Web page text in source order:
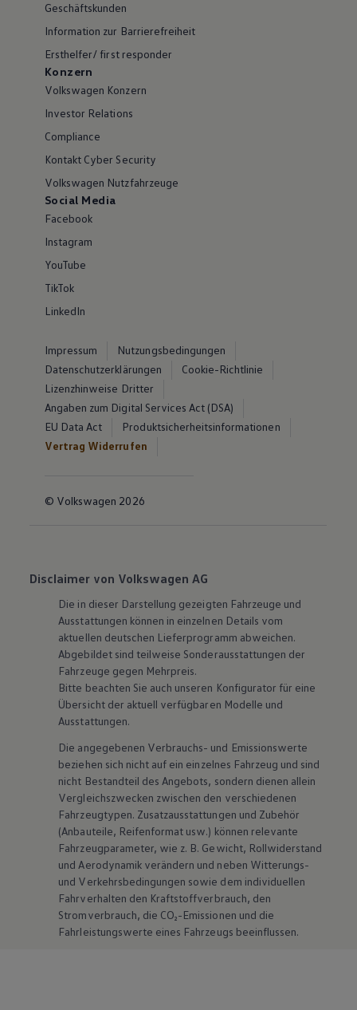
Geschäftskunden
Information zur Barrierefreiheit
Ersthelfer/ first responder
Konzern
Volkswagen Konzern
Investor Relations
Compliance
Kontakt Cyber Security
Volkswagen Nutzfahrzeuge
Social Media
Facebook
Instagram
YouTube
TikTok
LinkedIn
Impressum
Nutzungsbedingungen
Datenschutzerklärungen
Cookie-Richtlinie
Lizenzhinweise Dritter
Angaben zum Digital Services Act (DSA)
EU Data Act
Produktsicherheitsinformationen
Vertrag Widerrufen
© Volkswagen 2026
Disclaimer von Volkswagen AG
Die in dieser Darstellung gezeigten Fahrzeuge und
Ausstattungen können in einzelnen Details vom
aktuellen deutschen Lieferprogramm abweichen.
Abgebildet sind teilweise Sonderausstattungen der
Fahrzeuge gegen Mehrpreis.
Bitte beachten Sie auch unseren Konfigurator für eine
Übersicht der aktuell verfügbaren Modelle und
Ausstattungen.
Die angegebenen Verbrauchs- und Emissionswerte
beziehen sich nicht auf ein einzelnes Fahrzeug und sind
nicht Bestandteil des Angebots, sondern dienen allein
Vergleichszwecken zwischen den verschiedenen
Fahrzeugtypen. Zusatzausstattungen und Zubehör
(Anbauteile, Reifenformat usw.) können relevante
Fahrzeugparameter, wie z. B. Gewicht, Rollwiderstand
und Aerodynamik verändern und neben Witterungs-
und Verkehrsbedingungen sowie dem individuellen
Fahrverhalten den Kraftstoffverbrauch, den
Stromverbrauch, die CO₂-Emissionen und die
Fahrleistungswerte eines Fahrzeugs beeinflussen.